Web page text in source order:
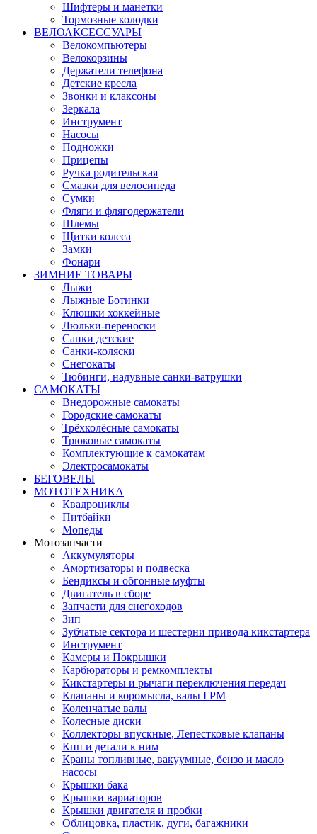
Шифтеры и манетки
Тормозные колодки
ВЕЛОАКСЕССУАРЫ
Велокомпьютеры
Велокорзины
Держатели телефона
Детские кресла
Звонки и клаксоны
Зеркала
Инструмент
Насосы
Подножки
Прицепы
Ручка родительская
Смазки для велосипеда
Сумки
Фляги и флягодержатели
Шлемы
Щитки колеса
Замки
Фонари
ЗИМНИЕ ТОВАРЫ
Лыжи
Лыжные Ботинки
Клюшки хоккейные
Люльки-переноски
Санки детские
Санки-коляски
Снегокаты
Тюбинги, надувные санки-ватрушки
САМОКАТЫ
Внедорожные самокаты
Городские самокаты
Трёхколёсные самокаты
Трюковые самокаты
Комплектующие к самокатам
Электросамокаты
БЕГОВЕЛЫ
МОТОТЕХНИКА
Квадроциклы
Питбайки
Мопеды
Мотозапчасти
Аккумуляторы
Амортизаторы и подвеска
Бендиксы и обгонные муфты
Двигатель в сборе
Запчасти для снегоходов
Зип
Зубчатые сектора и шестерни привода кикстартера
Инструмент
Камеры и Покрышки
Карбюраторы и ремкомплекты
Кикстартеры и рычаги переключения передач
Клапаны и коромысла, валы ГРМ
Коленчатые валы
Колесные диски
Коллекторы впускные, Лепестковые клапаны
Кпп и детали к ним
Краны топливные, вакуумные, бензо и масло
насосы
Крышки бака
Крышки вариаторов
Крышки двигателя и пробки
Облицовка, пластик, дуги, багажники